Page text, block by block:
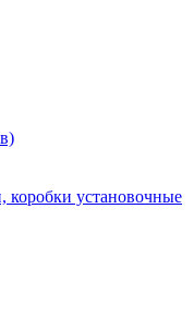
коробки установочные